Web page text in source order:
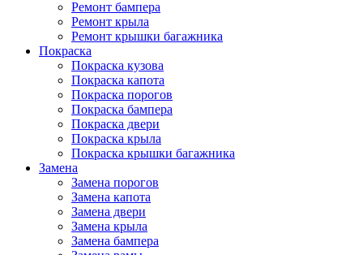
Ремонт бампера
Ремонт крыла
Ремонт крышки багажника
Покраска
Покраска кузова
Покраска капота
Покраска порогов
Покраска бампера
Покраска двери
Покраска крыла
Покраска крышки багажника
Замена
Замена порогов
Замена капота
Замена двери
Замена крыла
Замена бампера